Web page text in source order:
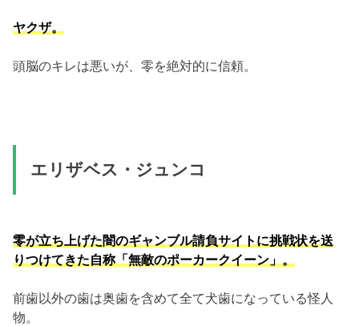
ヤクザ。
頭脳のキレは悪いが、零を絶対的に信頼。
エリザベス・ジュンコ
零が立ち上げた闇のギャンブル請負サイトに挑戦状を送
りつけてきた自称「無敵のポーカークイーン」。
前歯以外の歯は奥歯を含めて全て犬歯になっている怪人
物。